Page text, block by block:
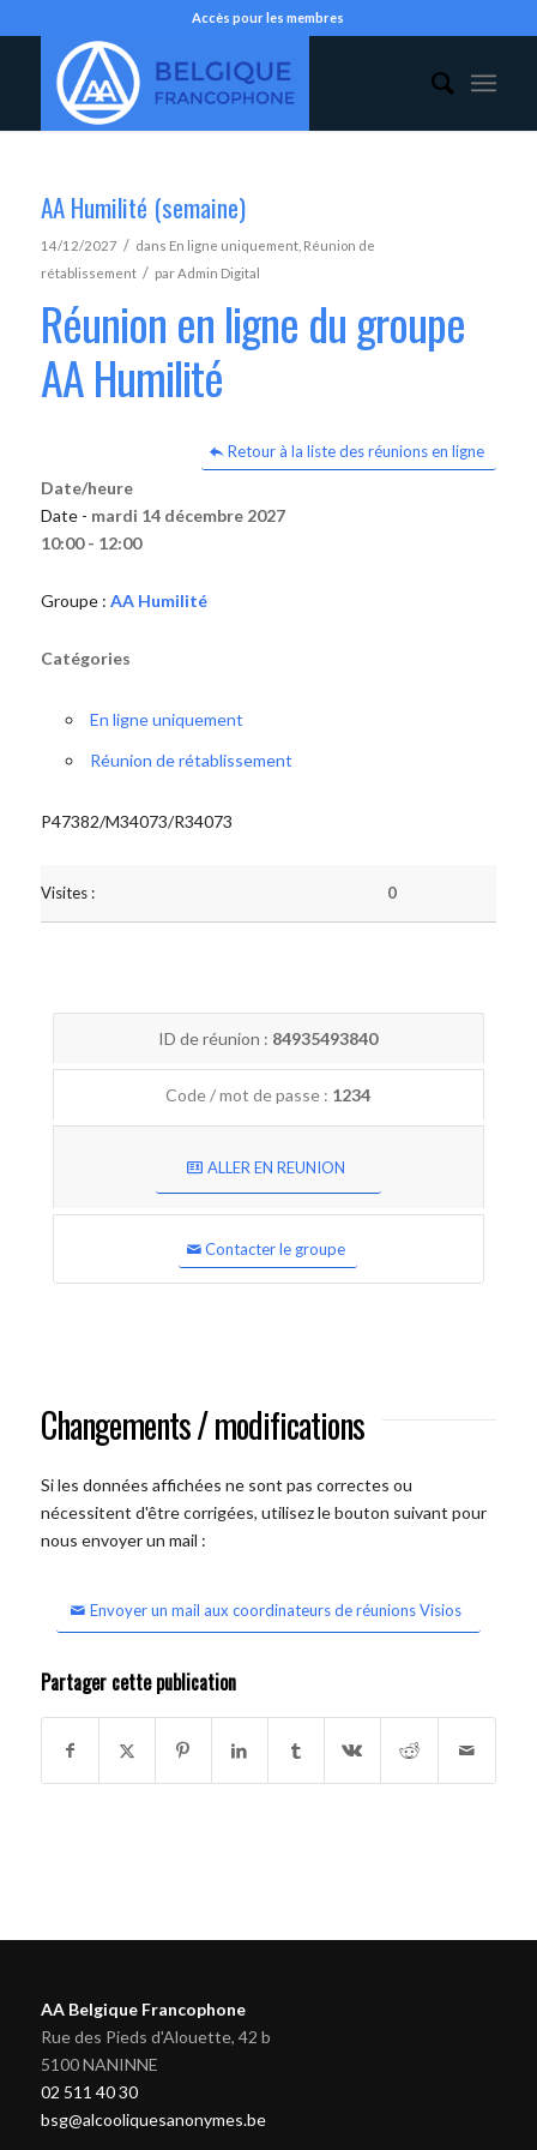
Accès pour les membres
AA Humilité (semaine)
14/12/2027 / dans En ligne uniquement, Réunion de
rétablissement / parAdmin Digital
Réunion en ligne du groupe
AA Humilité
Retour à la liste des réunions en ligne
Date/heure
Date - mardi 14 décembre 2027
10:00 - 12:00
Groupe : AA Humilité
Catégories
En ligne uniquement
Réunion de rétablissement
P47382/M34073/R34073
Visites : 0
ID de réunion : 84935493840
Code / mot de passe : 1234
ALLER EN REUNION
Contacter le groupe
Changements / modifications
Si les données affichées ne sont pas correctes ou
nécessitent d'être corrigées, utilisez le bouton suivant pour
nous envoyer un mail :
Envoyer un mail aux coordinateurs de réunions Visios
Partager cette publication
AA Belgique Francophone
Rue des Pieds d'Alouette, 42 b
5100 NANINNE
02 511 40 30
bsg@alcooliquesanonymes.be